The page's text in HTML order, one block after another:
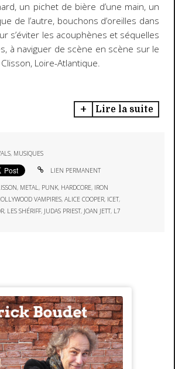
un pichet de bière d’une main, un
de l’autre, bouchons d’oreilles dans
s’éviter les acouphènes et séquelles
à naviguer de scène en scène sur le
Loire-Atlantique.
Lire la suite
, MUSIQUES
LIEN PERMANENT
, METAL, PUNK, HARDCORE, IRON
VAMPIRES,ALICE COOPER, ICET,
, LES SHÉRIFF, JUDAS PRIEST, JOAN JETT, L7